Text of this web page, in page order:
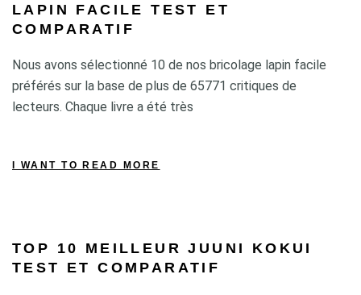
LAPIN FACILE TEST ET
COMPARATIF
Nous avons sélectionné 10 de nos bricolage lapin facile
préférés sur la base de plus de 65771 critiques de
lecteurs. Chaque livre a été très
I WANT TO READ MORE
TOP 10 MEILLEUR JUUNI KOKUI
TEST ET COMPARATIF